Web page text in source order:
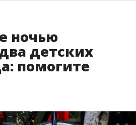
ночью
детских
помогите